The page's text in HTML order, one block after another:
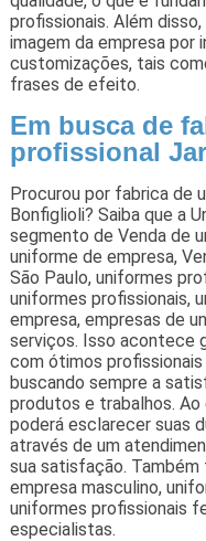
profissionais. Além
imagem da empresa
customizações, tais
frases de efeito.
Em busca de
profissional
Procurou por fabrica de
Bonfiglioli? Saiba que a
segmento de Venda de
uniforme de empresa,
São Paulo, uniformes
uniformes profissionais,
empresa, empresas de
serviços. Isso acontece
com ótimos
buscando sempre a
produtos e trabalhos.
poderá esclarecer suas
através de um
sua satisfação.
empresa masculino,
uniformes profissionais
especialistas.